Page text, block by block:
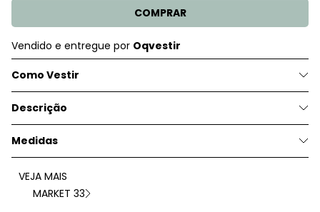
COMPRAR
Vendido e entregue por Oqvestir
Como Vestir
Descrição
Medidas
VEJA MAIS
MARKET 33